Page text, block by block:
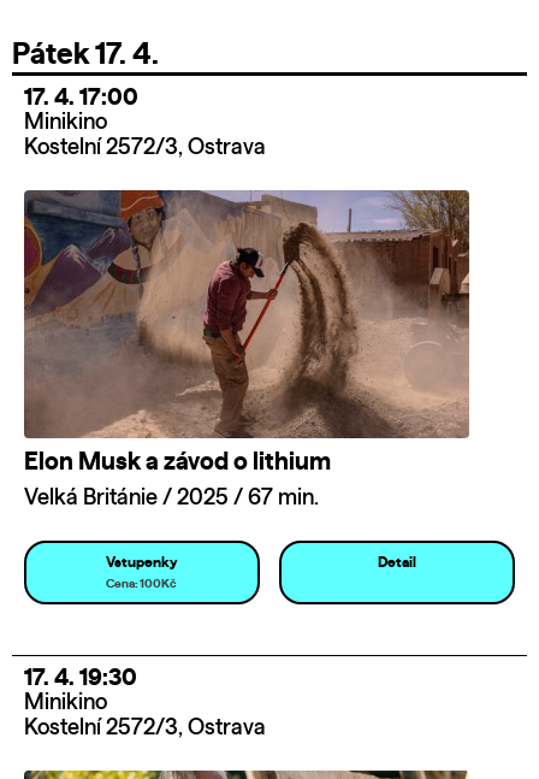
Pátek 17. 4.
17. 4. 17:00
Minikino
Kostelní 2572/3, Ostrava
Elon Musk a závod o lithium
Velká Británie / 2025 / 67 min.
Vstupenky
Cena: 100Kč
Detail
17. 4. 19:30
Minikino
Kostelní 2572/3, Ostrava